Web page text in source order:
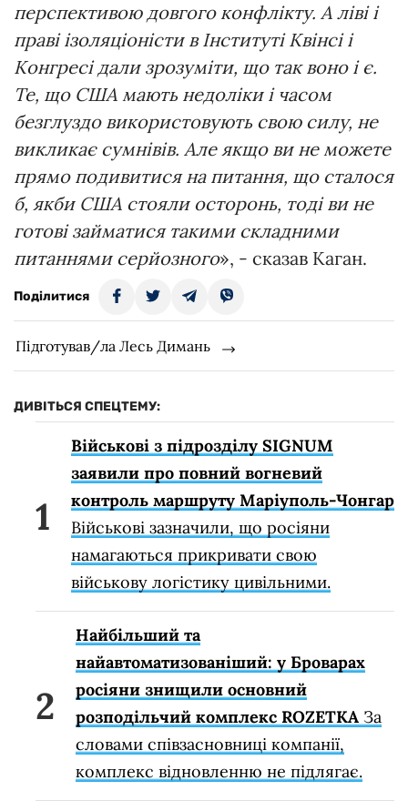
перспективою довгого конфлікту. А ліві і
праві ізоляціоністи в Інституті Квінсі і
Конгресі дали зрозуміти, що так воно і є.
Те, що США мають недоліки і часом
безглуздо використовують свою силу, не
викликає сумнівів. Але якщо ви не можете
прямо подивитися на питання, що сталося
б, якби США стояли осторонь, тоді ви не
готові займатися такими складними
питаннями серйозного», - сказав Каган.
Поділитися
Підготував/ла Лесь Димань
ДИВІТЬСЯ СПЕЦТЕМУ:
Військові з підрозділу SIGNUM
заявили про повний вогневий
контроль маршруту Маріуполь-Чонгар
Військові зазначили, що росіяни
намагаються прикривати свою
військову логістику цивільними.
Найбільший та
найавтоматизованіший: у Броварах
росіяни знищили основний
розподільчий комплекс ROZETKA За
словами співзасновниці компанії,
комплекс відновленню не підлягає.